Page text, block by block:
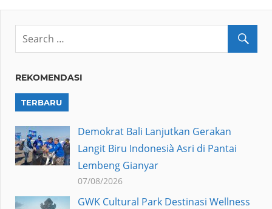
REKOMENDASI
TERBARU
Demokrat Bali Lanjutkan Gerakan
Langit Biru Indonesià Asri di Pantai
Lembeng Gianyar
07/08/2026
GWK Cultural Park Destinasi Wellness